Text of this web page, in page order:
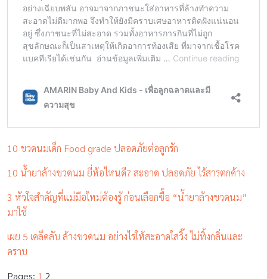
10 ขวดนมเด็ก Food grade ปลอดภัยต่อลูกรัก
10 น้ำยาล้างขวดนม ยี่ห้อไหนดี? สะอาด ปลอดภัย ไร้สารตกค้าง
3 หัวใจสำคัญที่แม่มือใหม่ต้องรู้ ก่อนเลือกซื้อ “น้ำยาล้างขวดนม”
มาใช้
เผย 5 เคล็ดลับ ล้างขวดนม อย่างไรให้สะอาดใสวิ๊ง ไม่ทิ้งกลิ่นและ
คราบ
Pages: 1 2